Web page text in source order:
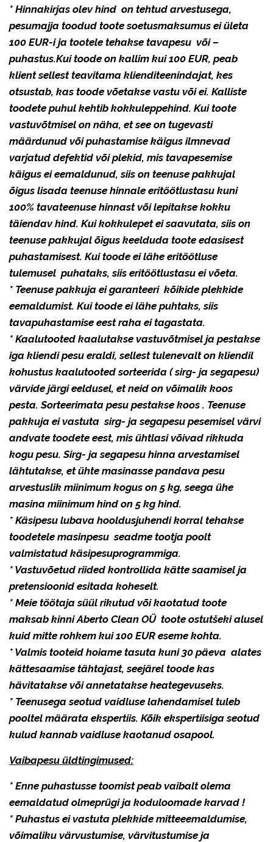
* Hinnakirjas olev hind on tehtud arvestusega,
pesumajja toodud toote soetusmaksumus ei ületa
100 EUR-i ja tootele tehakse tavapesu või –
puhastus.Kui toode on kallim kui 100 EUR, peab
klient sellest teavitama klienditeenindajat, kes
otsustab, kas toode võetakse vastu või ei. Kalliste
toodete puhul kehtib kokkuleppehind. Kui toote
vastuvõtmisel on näha, et see on tugevasti
määrdunud või puhastamise käigus ilmnevad
varjatud defektid või plekid, mis tavapesemise
käigus ei eemaldunud, siis on teenuse pakkujal
õigus lisada teenuse hinnale eritöötlustasu kuni
100% tavateenuse hinnast või lepitakse kokku
täiendav hind. Kui kokkulepet ei saavutata, siis on
teenuse pakkujal õigus keelduda toote edasisest
puhastamisest. Kui toode ei lähe eritöötluse
tulemusel puhataks, siis eritöötlustasu ei võeta.
* Teenuse pakkuja ei garanteeri kõikide plekkide
eemaldumist. Kui toode ei lähe puhtaks, siis
tavapuhastamise eest raha ei tagastata.
* Kaalutooted kaalutakse vastuvõtmisel ja pestakse
iga kliendi pesu eraldi, sellest tulenevalt on kliendil
kohustus kaalutooted sorteerida ( sirg- ja segapesu)
värvide järgi eeldusel, et neid on võimalik koos
pesta. Sorteerimata pesu pestakse koos . Teenuse
pakkuja ei vastuta sirg- ja segapesu pesemisel värvi
andvate toodete eest, mis ühtlasi võivad rikkuda
kogu pesu. Sirg- ja segapesu hinna arvestamisel
lähtutakse, et ühte masinasse pandava pesu
arvestuslik miinimum kogus on 5 kg, seega ühe
masina miinimum hind on 5 kg hind.
* Käsipesu lubava hooldusjuhendi korral tehakse
toodetele masinpesu seadme tootja poolt
valmistatud käsipesuprogrammiga.
* Vastuvõetud riided kontrollida kätte saamisel ja
pretensioonid esitada koheselt.
* Meie töötaja süül rikutud või kaotatud toote
maksab kinni Aberto Clean OÜ toote ostutšeki alusel
kuid mitte rohkem kui 100 EUR eseme kohta.
* Valmis tooteid hoiame tasuta kuni 30 päeva alates
kättesaamise tähtajast, seejärel toode kas
hävitatakse või annetatakse heategevuseks.
* Teenusega seotud vaidluse lahendamisel tuleb
pooltel määrata ekspertiis. Kõik ekspertiisiga seotud
kulud kannab vaidluse kaotanud osapool.
Vaibapesu üldtingimused:
* Enne puhastusse toomist peab vaibalt olema
eemaldatud olmeprügi ja koduloomade karvad !
* Puhastus ei vastuta plekkide mitteeemaldumise,
võimaliku värvustumise, värvitustumise ja